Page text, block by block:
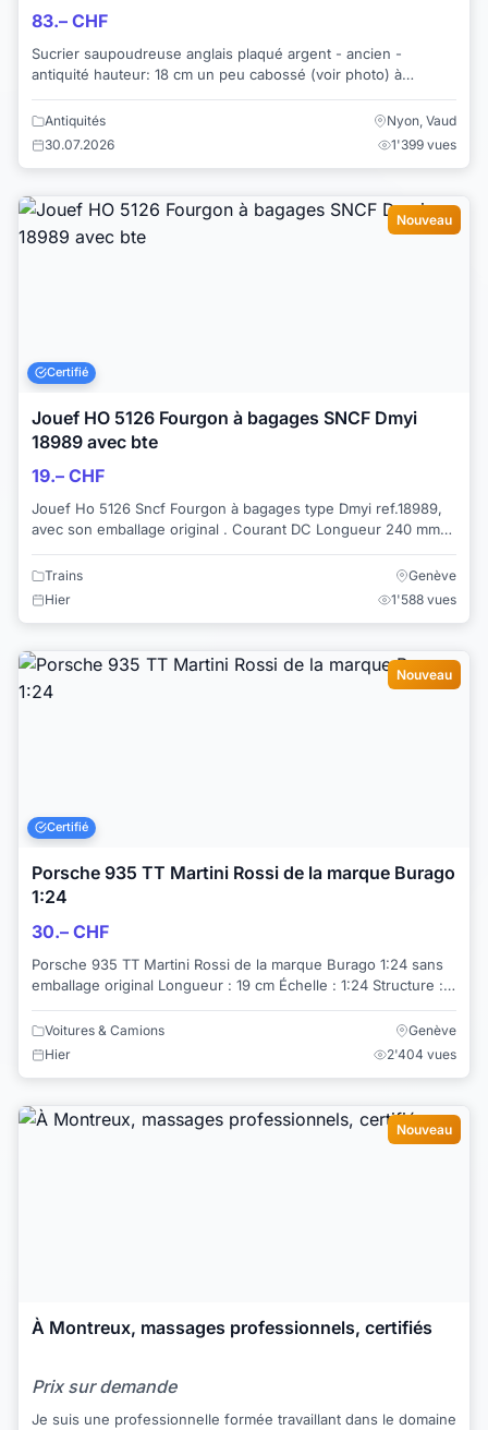
83.– CHF
Sucrier saupoudreuse anglais plaqué argent - ancien -
antiquité hauteur: 18 cm un peu cabossé (voir photo) à
Antiquités
Nyon, Vaud
30.07.2026
1'399 vues
Nouveau
Certifié
Jouef HO 5126 Fourgon à bagages SNCF Dmyi
18989 avec bte
19.– CHF
Jouef Ho 5126 Sncf Fourgon à bagages type Dmyi ref.18989,
avec son emballage original . Courant DC Longueur 240 mm
Aménagement intérieur ...
Trains
Genève
Hier
1'588 vues
Nouveau
Certifié
Porsche 935 TT Martini Rossi de la marque Burago
1:24
30.– CHF
Porsche 935 TT Martini Rossi de la marque Burago 1:24 sans
emballage original Longueur : 19 cm Échelle : 1:24 Structure :
Voitures & Camions
Genève
Hier
2'404 vues
Nouveau
À Montreux, massages professionnels, certifiés
Prix sur demande
Je suis une professionnelle formée travaillant dans le domaine